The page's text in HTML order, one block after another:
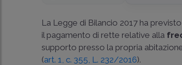
La Legge di Bilancio 2017 ha
il pagamento di rette relative alla
supporto presso la propria
(art. 1, c. 355, L. 232/2016).